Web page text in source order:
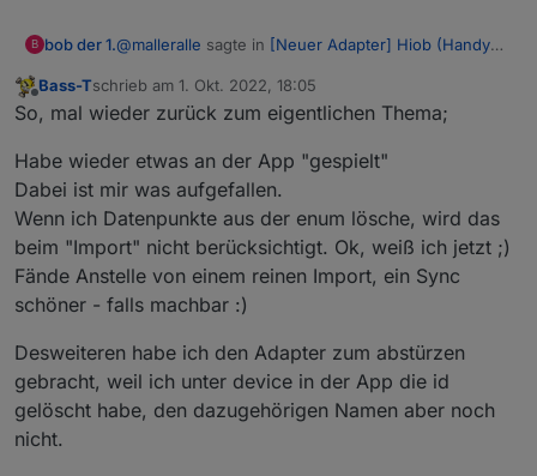
B bob der 1.@malleralle sagte in [Neuer Adapter] Hiob (Handy
@bob-der-1
wohl der einzige...
Ah, klar Oberstudienrat....
Jemand der weis das "einzige" nicht mehr
gesteigert werden kann!
Offline
Bass-Tschrieb am 1. Okt. 2022, 18:05
zuletzt editiert von
So, mal wieder zurück zum eigentlichen Thema;
Habe wieder etwas an der App "gespielt"
Dabei ist mir was aufgefallen.
Wenn ich Datenpunkte aus der enum lösche, wird das
beim "Import" nicht berücksichtigt. Ok, weiß ich jetzt ;)
Fände Anstelle von einem reinen Import, ein Sync
schöner - falls machbar :)
Desweiteren habe ich den Adapter zum abstürzen
gebracht, weil ich unter device in der App die id
gelöscht habe, den dazugehörigen Namen aber noch
nicht.